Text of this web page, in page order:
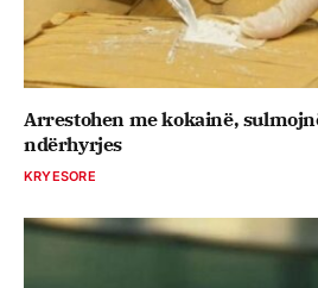
Arrestohen me kokainë,
ndërhyrjes
KRYESORE